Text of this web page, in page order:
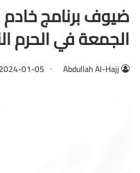
ضيوف برنامج
الجمعة في الحرم
Abdullah Al-Hajj
01-05